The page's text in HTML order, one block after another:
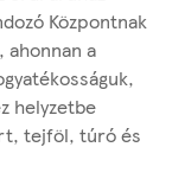
Központnak
a
helyzetbe
tejföl, túró és